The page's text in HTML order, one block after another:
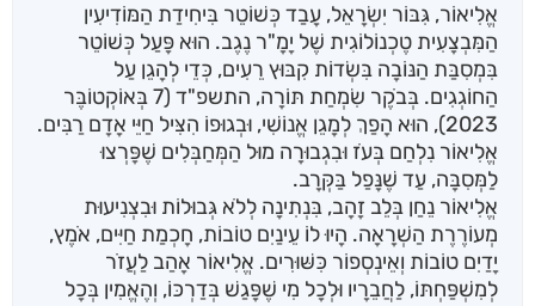
אֱלִיאוֹר, גִּבּוֹר יִשְׂרָאֵל, עָבַד כְּשׁוֹטֵר בִּיחִידַת הַמּוֹדִיעִין
הַמִּבְצָעִית טֶכְנוֹלוֹגִית שֶׁל יָמָ"ר נֶגֶב. הוּא פָּעַל כְּשׁוֹטֵר
בִּמְסִבַּת הַנּוֹבָה בִּשְׂדוֹת קִבּוּץ רֵעִים, כְּדֵי לְהָגֵן עַל
הַחוֹגְגִים. בְּבֹקֶר שִׂמְחַת תּוֹרָה, התשפ"ד (7 בְּאוֹקְטוֹבֶּר
2023), הוּא הָפַךְ לְמָגֵן אֱנוֹשִׁי, וּבְגוּפוֹ הִצִּיל חַיֵּי אָדָם רַבִּים.
אֱלִיאוֹר נִלְחַם בְּעֹז וּבִגְבוּרָה מוּל הַמְּחַבְּלִים שֶׁפָּרְצוּ
לַמְּסִבָּה, עַד שֶׁנָּפַל בַּקְּרָב.
אֱלִיאוֹר נֵחַן בְּלֵב זָהָב, בִּנְתִינָה לְלֹא גְּבוּלוֹת וּבִצְנִיעוּת
מְעוֹרֶרֶת הַשְׁרָאָה. הָיוּ לוֹ עֵינַיִם טוֹבוֹת, חָכְמַת חַיִּים, אֹמֶץ,
יָדַיִם טוֹבוֹת וְאֵינְסְפוֹר כִּשּׁוּרִים. אֱלִיאוֹר אָהַב לַעֲזֹר
לְמִשְׁפַּחְתּוֹ, לַחֲבֵרָיו וּלְכָל מִי שֶׁפָּגַשׁ בְּדַרְכּוֹ, וְהֶאֱמִין בְּכָל